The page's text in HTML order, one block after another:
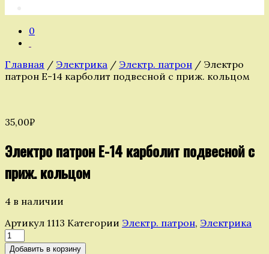
0
Главная / Электрика / Электр. патрон / Электро
патрон Е-14 карболит подвесной с приж. кольцом
35,00₽
Электро патрон Е-14 карболит подвесной с
приж. кольцом
4 в наличии
Артикул 1113 Категории Электр. патрон, Электрика
Количество
товара
Добавить в корзину